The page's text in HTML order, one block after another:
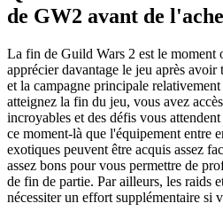
de GW2 avant de
La fin de Guild Wars 2 est le moment
apprécier davantage le jeu après
et la campagne principale
atteignez la fin du jeu, vous avez
incroyables et des défis vous
ce moment-là que l'équipement entre
exotiques peuvent être acquis assez
assez bons pour vous permettre de
de fin de partie. Par ailleurs, les raids
nécessiter un effort supplémentaire si